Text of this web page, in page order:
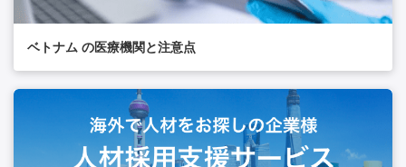
ベトナム の医療機関と注意点